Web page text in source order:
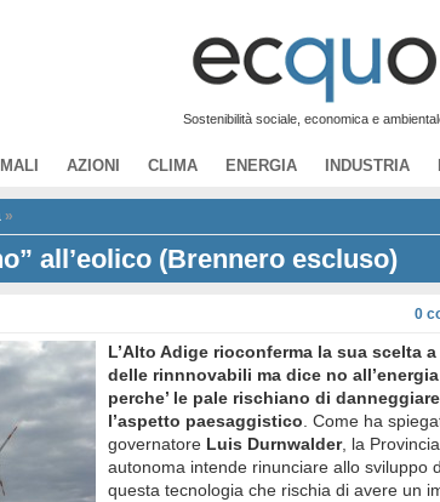
Sostenibilità sociale, economica e
AZIONI CLIMA ENERGIA INDUSTRIA
»
all’eolico (Brennero escluso)
0
L’Alto Adige rioconferma la sua scelta
delle rinnnovabili ma dice no
perche’ le pale rischiano di danneggiare
l’aspetto paesaggistico . Come ha
governatore Luis Durnwalder, la Provincia
autonoma intende rinunciare allo sviluppo
questa tecnologia che rischia di avere un